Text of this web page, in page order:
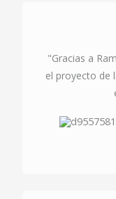
"Gracias a
el proyecto de